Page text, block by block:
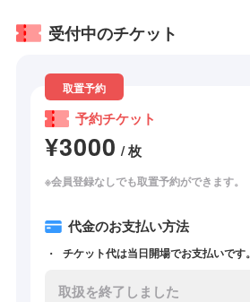
受付中のチケット
取置予約
予約チケット
¥3000 / 枚
※会員登録なしでも取置予約ができます。
代金のお支払い方法
チケット代は当日開場でお支払いです。
取扱を終了しました